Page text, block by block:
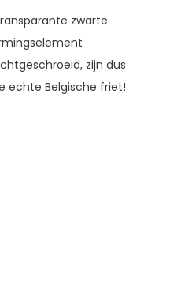
zwarte
zijn dus
echte Belgische friet!